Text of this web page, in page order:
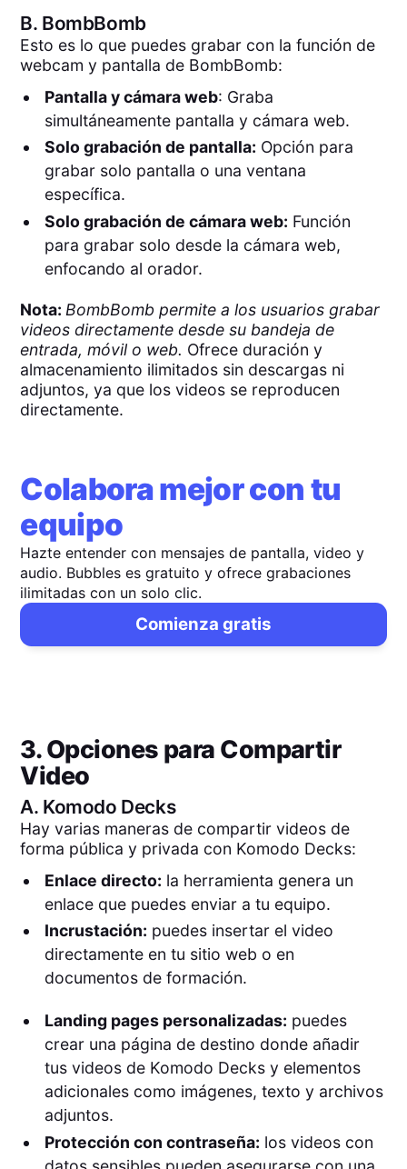
B. BombBomb
Esto es lo que puedes grabar con la función de
webcam y pantalla de BombBomb:
Pantalla y cámara web: Graba
simultáneamente pantalla y cámara web.
Solo grabación de pantalla: Opción para
grabar solo pantalla o una ventana
específica.
Solo grabación de cámara web: Función
para grabar solo desde la cámara web,
enfocando al orador.
Nota: BombBomb permite a los usuarios grabar
videos directamente desde su bandeja de
entrada, móvil o web. Ofrece duración y
almacenamiento ilimitados sin descargas ni
adjuntos, ya que los videos se reproducen
directamente.
Colabora mejor con tu
equipo
Hazte entender con mensajes de pantalla, video y
audio. Bubbles es gratuito y ofrece grabaciones
ilimitadas con un solo clic.
Comienza gratis
3. Opciones para Compartir
Video
A. Komodo Decks
Hay varias maneras de compartir videos de
forma pública y privada con Komodo Decks:
Enlace directo: la herramienta genera un
enlace que puedes enviar a tu equipo.
Incrustación: puedes insertar el video
directamente en tu sitio web o en
documentos de formación.
Landing pages personalizadas: puedes
crear una página de destino donde añadir
tus videos de Komodo Decks y elementos
adicionales como imágenes, texto y archivos
adjuntos.
Protección con contraseña: los videos con